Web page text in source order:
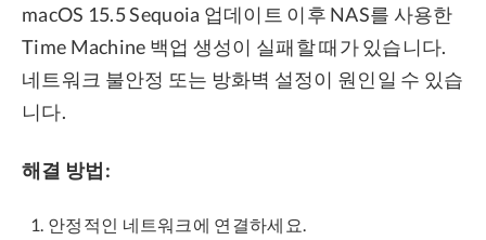
macOS 15.5 Sequoia 업데이트 이후 NAS를 사용한
Time Machine 백업 생성이 실패할 때가 있습니다.
네트워크 불안정 또는 방화벽 설정이 원인일 수 있습
니다.
해결 방법:
안정적인 네트워크에 연결하세요.